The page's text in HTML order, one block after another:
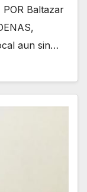
Baltazar
aun sin…